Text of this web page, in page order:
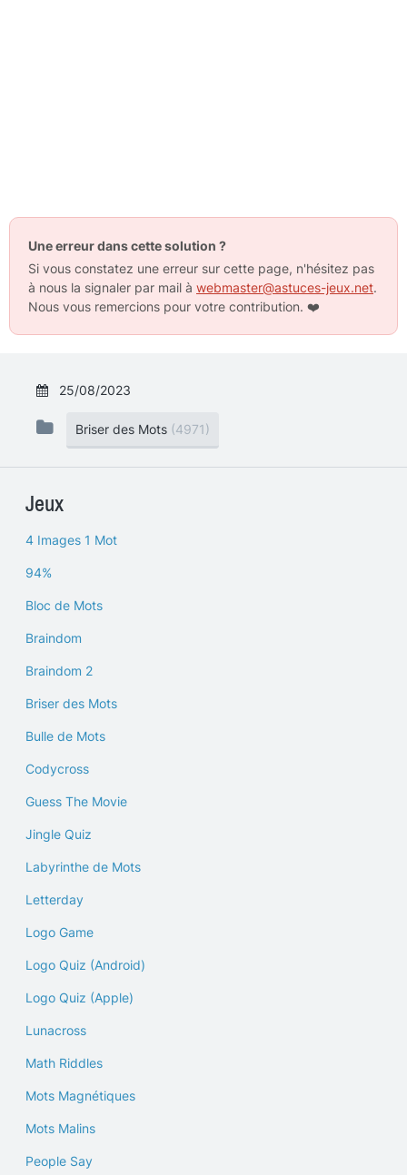
Une erreur dans cette solution ?
Si vous constatez une erreur sur cette page, n'hésitez pas
à nous la signaler par mail à webmaster@astuces-jeux.net.
Nous vous remercions pour votre contribution. ❤️
25/08/2023
Briser des Mots (4971)
Jeux
4 Images 1 Mot
94%
Bloc de Mots
Braindom
Braindom 2
Briser des Mots
Bulle de Mots
Codycross
Guess The Movie
Jingle Quiz
Labyrinthe de Mots
Letterday
Logo Game
Logo Quiz (Android)
Logo Quiz (Apple)
Lunacross
Math Riddles
Mots Magnétiques
Mots Malins
People Say